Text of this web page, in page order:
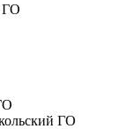
ГО
ГО